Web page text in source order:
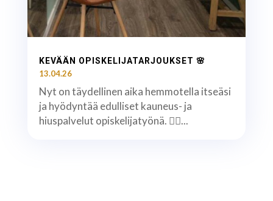
KEVÄÄN OPISKELIJATARJOUKSET 🌸
13.04.26
Nyt on täydellinen aika hemmotella itseäsi
ja hyödyntää edulliset kauneus- ja
hiuspalvelut opiskelijatyönä. 💇‍♀️...